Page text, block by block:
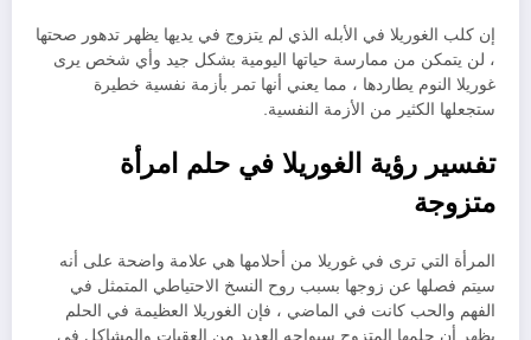
إن كلب الغوريلا في الأبله الذي لم يتزوج في يديها يظهر تدهور صحتها
، لن يتمكن من ممارسة حياتها اليومية بشكل جيد وأي شخص يرى
غوريلا النوم يطاردها ، مما يعني أنها تمر بأزمة نفسية خطيرة
ستجعلها الكثير من الأزمة النفسية.
تفسير رؤية الغوريلا في حلم امرأة
متزوجة
المرأة التي ترى في غوريلا من أحلامها هي علامة واضحة على أنه
سيتم فصلها عن زوجها بسبب روح النسخ الاحتياطي المتمثل في
الفهم والحب كانت في الماضي ، فإن الغوريلا العظيمة في الحلم